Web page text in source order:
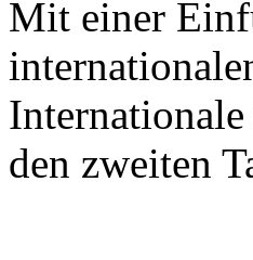
Mit einer
den zweiten